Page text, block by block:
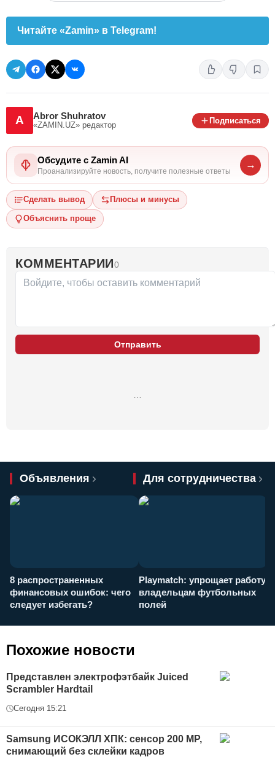
Читайте «Zamin» в Telegram!
A Abror Shuhratov
«ZAMIN.UZ» редактор
Подписаться
Обсудите с Zamin AI
Проанализируйте новость, получите полезные ответы
→
Сделать вывод Плюсы и минусы
Объяснить проще
КОММЕНТАРИИ0
Отправить
…
Объявления Для сотрудничества
8 распространенных
финансовых ошибок: чего
следует избегать?
Playmatch: упрощает работу
владельцам футбольных
полей
Похожие новости
Представлен электрофэтбайк Juiced
Scrambler Hardtail
Сегодня 15:21
Samsung ИСОКЭЛЛ ХПК: сенсор 200 MP,
снимающий без склейки кадров